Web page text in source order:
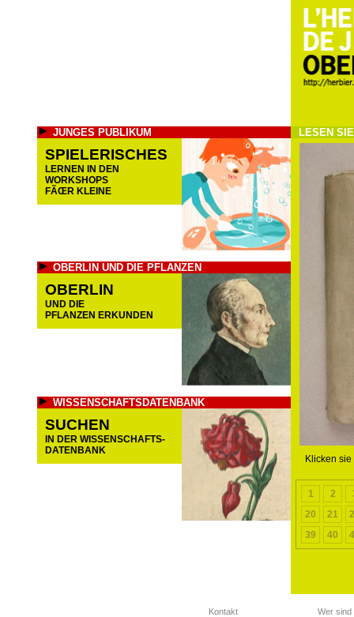
JUNGES PUBLIKUM
SPIELERISCHES
LERNEN IN DEN
WORKSHOPS
FÃŒR KLEINE
OBERLIN UND DIE PFLANZEN
OBERLIN
UND DIE
PFLANZEN ERKUNDEN
WISSENSCHAFTSDATENBANK
SUCHEN
IN DER WISSENSCHAFTS-
DATENBANK
LESEN
Klicken
1 2
20
21
39
40
Kontakt Wer sind